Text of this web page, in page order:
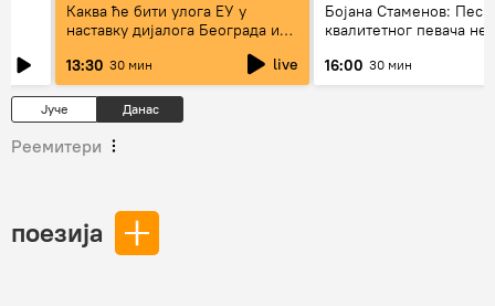
Каква ће бити улога ЕУ у
наставку дијалога Београда и
13:30 30 мин live
Бојана Стаменов:
квалитетног певача
16:00 30 мин
Јуче Данас
Реемитери
поезија